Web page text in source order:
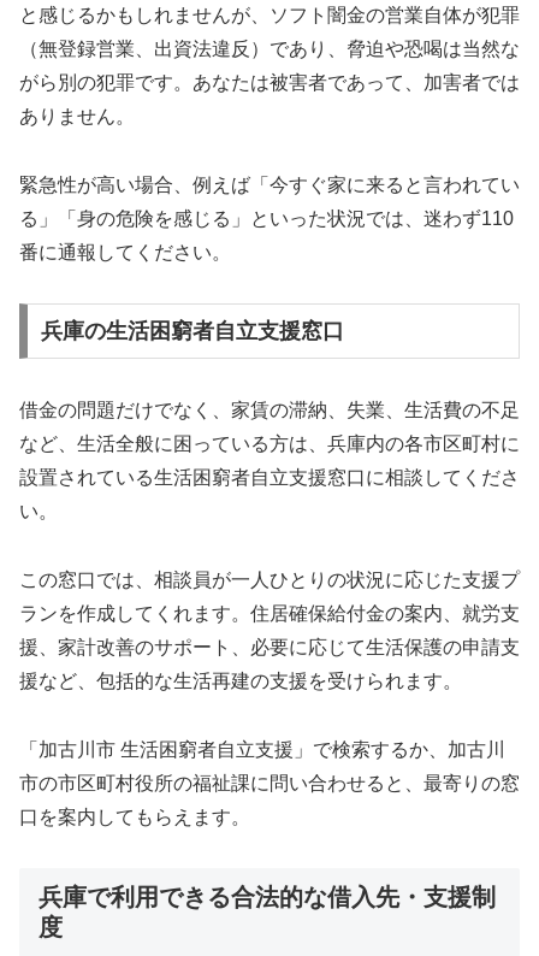
と感じるかもしれませんが、ソフト闇金の営業自体が犯罪
（無登録営業、出資法違反）であり、脅迫や恐喝は当然な
がら別の犯罪です。あなたは被害者であって、加害者では
ありません。
緊急性が高い場合、例えば「今すぐ家に来ると言われてい
る」「身の危険を感じる」といった状況では、迷わず110
番に通報してください。
兵庫の生活困窮者自立支援窓口
借金の問題だけでなく、家賃の滞納、失業、生活費の不足
など、生活全般に困っている方は、兵庫内の各市区町村に
設置されている生活困窮者自立支援窓口に相談してくださ
い。
この窓口では、相談員が一人ひとりの状況に応じた支援プ
ランを作成してくれます。住居確保給付金の案内、就労支
援、家計改善のサポート、必要に応じて生活保護の申請支
援など、包括的な生活再建の支援を受けられます。
「加古川市 生活困窮者自立支援」で検索するか、加古川
市の市区町村役所の福祉課に問い合わせると、最寄りの窓
口を案内してもらえます。
兵庫で利用できる合法的な借入先・支援制
度